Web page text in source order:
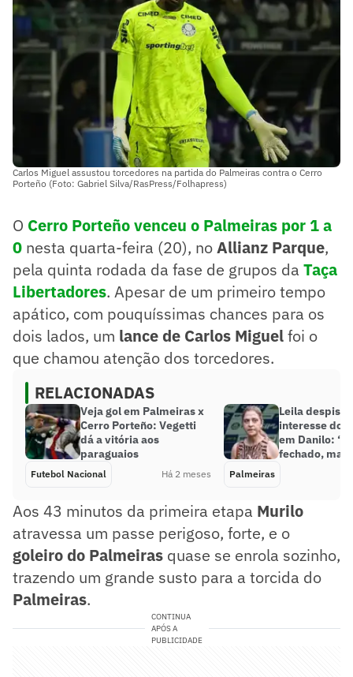
Carlos Miguel assustou torcedores na partida do Palmeiras contra o Cerro
Porteño (Foto: Gabriel Silva/RasPress/Folhapress)
O Cerro Porteñovenceu o Palmeiras por 1 a
0 nesta quarta-feira (20), noAllianz Parque,
pela quinta rodada da fase de grupos da Taça
Libertadores. Apesar de um primeiro tempo
apático, com pouquíssimas chances para os
dois lados, um lance de Carlos Miguelfoi o
que chamou atenção dos torcedores.
RELACIONADAS
Veja gol em Palmeiras x
Cerro Porteño: Vegetti
dá a vitória aos
paraguaios
Futebol Nacional Há 2 meses
Leila
interesse do
em Danilo:
fechado, mas
Palmeiras
Aos 43 minutos da primeira etapa Murilo
atravessa um passe perigoso, forte, e o
goleiro do Palmeiras quase se enrola sozinho,
trazendo um grande susto para a torcida do
Palmeiras.
CONTINUA
APÓS A
PUBLICIDADE